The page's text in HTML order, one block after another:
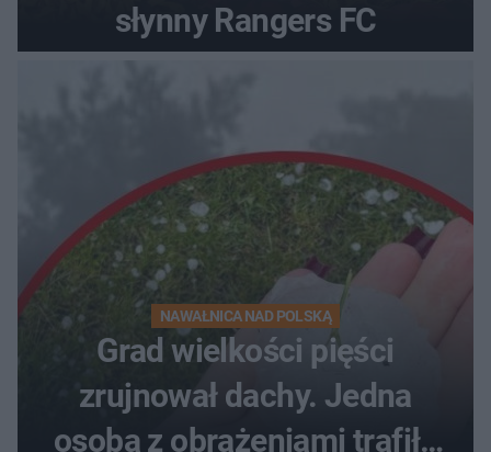
słynny Rangers FC
NAWAŁNICA NAD POLSKĄ
Grad wielkości pięści
zrujnował dachy. Jedna
osoba z obrażeniami trafiła